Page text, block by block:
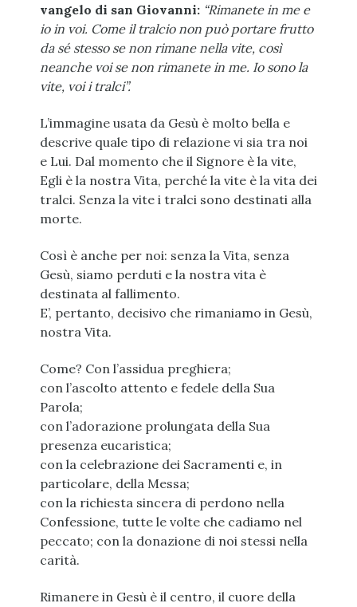
vangelo di san Giovanni: “Rimanete in me e
io in voi. Come il tralcio non può portare frutto
da sé stesso se non rimane nella vite, così
neanche voi se non rimanete in me. Io sono la
vite, voi i tralci”.
L’immagine usata da Gesù è molto bella e
descrive quale tipo di relazione vi sia tra noi
e Lui. Dal momento che il Signore è la vite,
Egli è la nostra Vita, perché la vite è la vita dei
tralci. Senza la vite i tralci sono destinati alla
morte.
Così è anche per noi: senza la Vita, senza
Gesù, siamo perduti e la nostra vita è
destinata al fallimento.
E’, pertanto, decisivo che rimaniamo in Gesù,
nostra Vita.
Come? Con l’assidua preghiera;
con l’ascolto attento e fedele della Sua
Parola;
con l’adorazione prolungata della Sua
presenza eucaristica;
con la celebrazione dei Sacramenti e, in
particolare, della Messa;
con la richiesta sincera di perdono nella
Confessione, tutte le volte che cadiamo nel
peccato; con la donazione di noi stessi nella
carità.
Rimanere in Gesù è il centro, il cuore della